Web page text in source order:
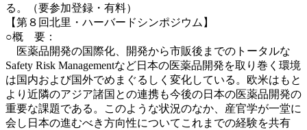
る。（要参加登録・有料）
【第８回北里・ハーバードシンポジウム】
○概 要：
医薬品開発の国際化、開発から市販後までのトータルな
Safety Risk Managementなど日本の医薬品開発を取り巻く環境
は国内および国外でめまぐるしく変化している。欧米はもと
より近隣のアジア諸国との連携も今後の日本の医薬品開発の
重要な課題である。このような状況のなか、産官学が一堂に
会し日本の進むべき方向性についてこれまでの経験を共有